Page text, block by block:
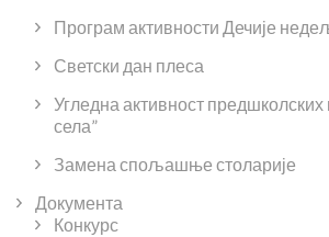
Програм активности Дечије
Светски дан плеса
Угледна активност предшколских
села”
Замена спољашње столарије
Документа
Конкурс